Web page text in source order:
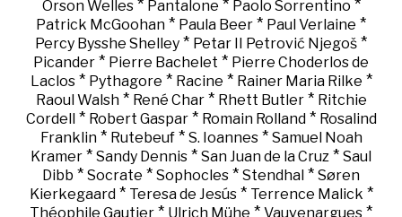
Orson Welles* Pantalone * Paolo Sorrentino *
Patrick McGoohan * Paula Beer * Paul Verlaine *
Percy Bysshe Shelley * Petar II Petrović Njegoš *
Picander * Pierre Bachelet * Pierre Choderlos de
Laclos* Pythagore * Racine * Rainer Maria Rilke *
Raoul Walsh* René Char* Rhett Butler* Ritchie
Cordell * Robert Gaspar* Romain Rolland* Rosalind
Franklin* Rutebeuf* S. Ioannes* Samuel Noah
Kramer * Sandy Dennis * San Juan de la Cruz * Saul
Dibb * Socrate * Sophocles * Stendhal * Søren
Kierkegaard* Teresa de Jesús* Terrence Malick *
Théophile Gautier * Ulrich Mühe * Vauvenargues *